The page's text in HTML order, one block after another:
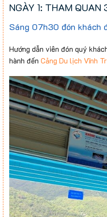
NGÀY 1: THAM
Sáng 07h30 đón khách
Hướng dẫn viên đón quý
hành đến Cảng Du lịch Vĩnh